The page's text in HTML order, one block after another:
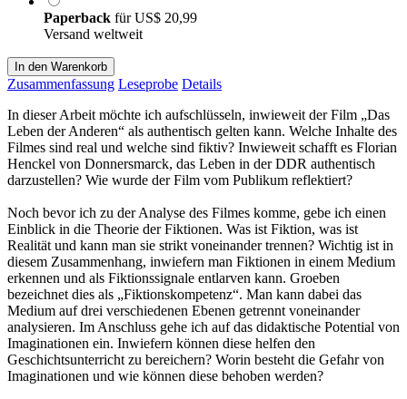
Paperback fürUS$ 20,99
Versand weltweit
In den Warenkorb
Zusammenfassung Leseprobe Details
In dieser Arbeit möchte ich aufschlüsseln, inwieweit der Film „Das
Leben der Anderen“ als authentisch gelten kann. Welche Inhalte des
Filmes sind real und welche sind fiktiv? Inwieweit schafft es Florian
Henckel von Donnersmarck, das Leben in der DDR authentisch
darzustellen? Wie wurde der Film vom Publikum reflektiert?
Noch bevor ich zu der Analyse des Filmes komme, gebe ich einen
Einblick in die Theorie der Fiktionen. Was ist Fiktion, was ist
Realität und kann man sie strikt voneinander trennen? Wichtig ist in
diesem Zusammenhang, inwiefern man Fiktionen in einem Medium
erkennen und als Fiktionssignale entlarven kann. Groeben
bezeichnet dies als „Fiktionskompetenz“. Man kann dabei das
Medium auf drei verschiedenen Ebenen getrennt voneinander
analysieren. Im Anschluss gehe ich auf das didaktische Potential von
Imaginationen ein. Inwiefern können diese helfen den
Geschichtsunterricht zu bereichern? Worin besteht die Gefahr von
Imaginationen und wie können diese behoben werden?